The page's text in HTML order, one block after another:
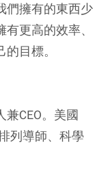
們擁有的東西少
更高的效率、
目標。
CEO。美國
列導師、科學